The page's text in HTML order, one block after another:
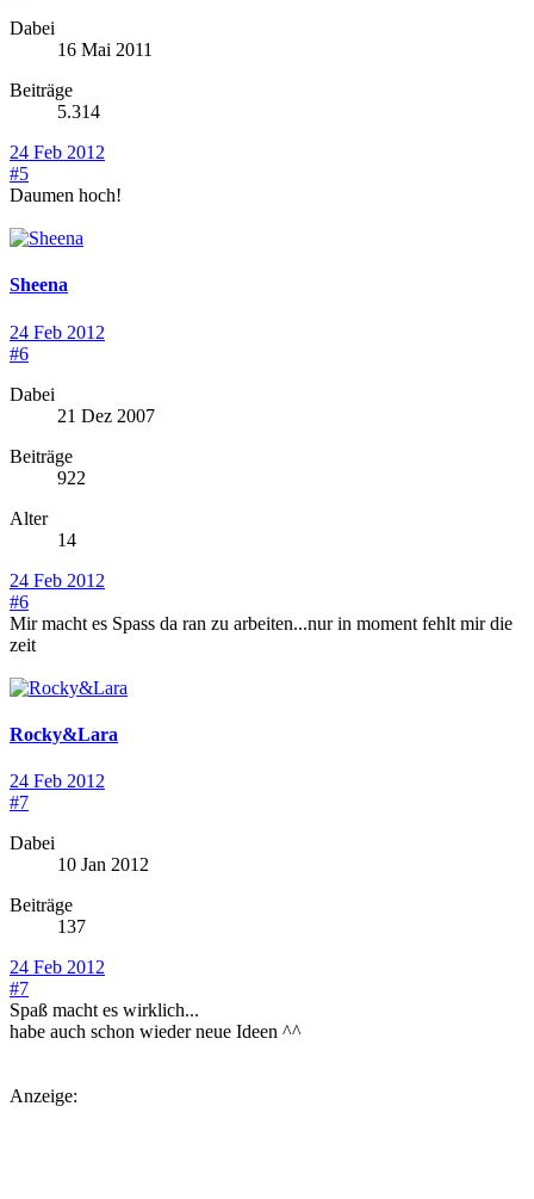
Dabei
16 Mai 2011
Beiträge
5.314
24 Feb 2012
#5
Daumen hoch!
Sheena
24 Feb 2012
#6
Dabei
21 Dez 2007
Beiträge
922
Alter
14
24 Feb 2012
#6
Mir macht es Spass da ran zu arbeiten...nur in moment fehlt mir die
zeit
Rocky&Lara
24 Feb 2012
#7
Dabei
10 Jan 2012
Beiträge
137
24 Feb 2012
#7
Spaß macht es wirklich...
habe auch schon wieder neue Ideen ^^
Anzeige: